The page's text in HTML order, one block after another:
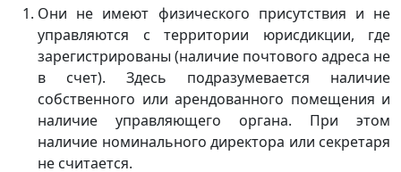
Они не имеют физического присутствия и не
управляются с территории юрисдикции, где
зарегистрированы (наличие почтового адреса не
в счет). Здесь подразумевается наличие
собственного или арендованного помещения и
наличие управляющего органа. При этом
наличие номинального директора или секретаря
не считается.